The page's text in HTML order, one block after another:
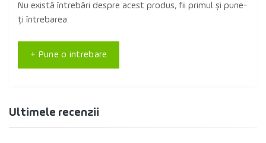
Nu există întrebări despre acest produs, fii primul și pune-
ți întrebarea.
+ Pune o intrebare
Ultimele recenzii